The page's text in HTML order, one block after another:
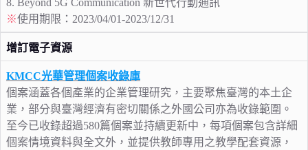
8. Beyond 5G Communication 新世代行動通訊
※使用期限：2023/04/01-2023/12/31
增訂電子資源
KMCC光華管理個案收錄庫
個案涵蓋各個產業的企業管理研究，主要聚焦臺灣的本土企
業，部分與臺灣經濟有密切關係之外國公司亦為收錄範圍。
至今已收錄超過580篇個案並持續更新中，每項個案包含詳細
個案情境資料與全文外，並提供教師專用之教學配套資源，